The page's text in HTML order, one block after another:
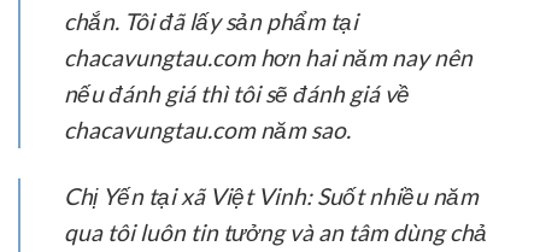
chắn. Tôi đã lấy sản phẩm tại
chacavungtau.com hơn hai năm nay nên
nếu đánh giá thì tôi sẽ đánh giá về
chacavungtau.com năm sao.
Chị Yến tại xã Việt Vinh:Suốt nhiều năm
qua tôi luôn tin tưởng và an tâm dùng chả